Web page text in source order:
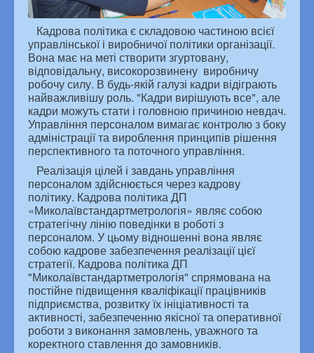
«Я хочу жити в якісному світі»
Наукова діяльність
Публічна інформація
Законодавча база
Питання – відповіді
Гаряча лінія, запобігання та виявлення корупції
Кадрова політика
Вакансії
Співпраця
Юридичні коментарі
Загальна інформація
Конкурс з відбору суб’єктів аудиторської діяльності
Профспілка
Склад профспілкового комітету
Дитяча сторінка
Контакти
ЗМІ про нас
Кадрова політика є складовою частиною всієї
управлінської і виробничої політики організації.
Вона має на меті створити згуртовану,
відповідальну, високорозвинену виробничу
робочу силу. В будь-якій галузі кадри відіграють
найважливішу роль. "Кадри вирішують все", але
кадри можуть стати і головною причиною невдач.
Управління персоналом вимагає контролю з боку
адміністрації та вироблення принципів рішення
перспективного та поточного управління.
Реалізація цілей і завдань управління
персоналом здійснюється через кадрову
політику. Кадрова політика ДП
«Миколаївстандартметрологія» являє собою
стратегічну лінію поведінки в роботі з
персоналом. У цьому відношенні вона являє
собою кадрове забезпечення реалізації цієї
стратегії. Кадрова політика ДП
"Миколаївстандартметрологія" спрямована на
постійне підвищення кваліфікації працівників
підприємства, розвитку їх ініціативності та
активності, забезпеченню якісної та оперативної
роботи з виконання замовлень, уважного та
коректного ставлення до замовників.